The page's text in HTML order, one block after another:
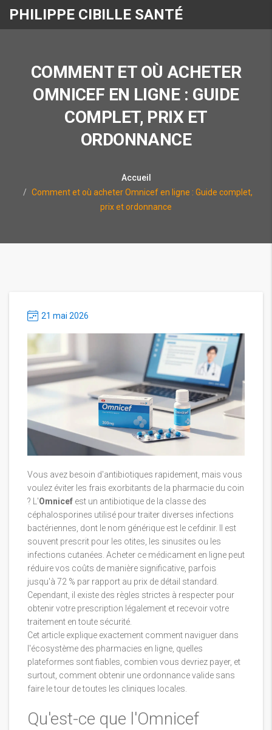
PHILIPPE CIBILLE SANTÉ
COMMENT ET OÙ ACHETER
OMNICEF EN LIGNE : GUIDE
COMPLET, PRIX ET
ORDONNANCE
Accueil
Comment et où acheter Omnicef en ligne : Guide complet,
prix et ordonnance
21 mai 2026
Vous avez besoin d'antibiotiques rapidement, mais vous
voulez éviter les frais exorbitants de la pharmacie du coin
? L'Omnicef est un antibiotique de la classe des
céphalosporines utilisé pour traiter diverses infections
bactériennes, dont le nom générique est le cefdinir. Il est
souvent prescrit pour les otites, les sinusites ou les
infections cutanées. Acheter ce médicament en ligne peut
réduire vos coûts de manière significative, parfois
jusqu'à 72 % par rapport au prix de détail standard.
Cependant, il existe des règles strictes à respecter pour
obtenir votre prescription légalement et recevoir votre
traitement en toute sécurité.
Cet article explique exactement comment naviguer dans
l'écosystème des pharmacies en ligne, quelles
plateformes sont fiables, combien vous devriez payer, et
surtout, comment obtenir une ordonnance valide sans
faire le tour de toutes les cliniques locales.
Qu'est-ce que l'Omnicef